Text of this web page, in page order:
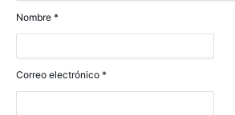
Nombre *
Correo electrónico *